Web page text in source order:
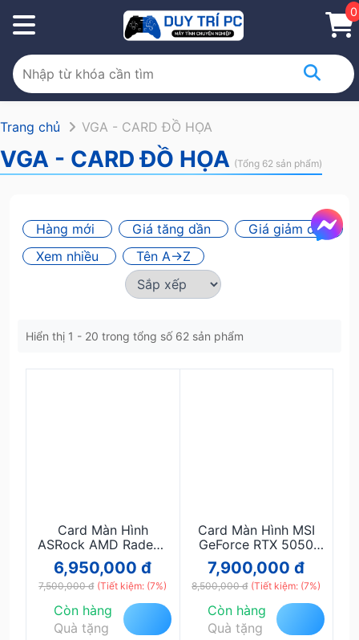
0
Trang chủ VGA - CARD ĐỒ HỌA
VGA - CARD ĐỒ HỌA (Tổng 62 sản phẩm)
Hàng mới Giá tăng dần
Giá giảm dần
Xem nhiều
Tên A->Z
Hiển thị 1 - 20 trong tổng số 62 sản phẩm
Card Màn Hình
ASRock AMD Radeon
RX 7600 Challenger
8GB OC (RX7600 CL
8GO) Chính Hãng –
Hiệu Năng Gaming
Full HD, RDNA 3, FSR
3, DisplayPort 2.1
6,950,000 đ
7,500,000 đ (Tiết kiệm: (7%)
Còn hàng
Quà tặng
Card Màn Hình MSI
GeForce RTX 5050
8GB GDDR6 Chính
Hãng – Hiệu Năng AI
Mạnh Mẽ, Ray Tracing
Thế Hệ Mới, DLSS 4,
Gaming Full HD & 2K
7,900,000 đ
8,500,000 đ (Tiết kiệm: (7%)
Còn hàng
Quà tặng